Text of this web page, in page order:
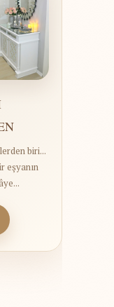
biri...
eşyanın